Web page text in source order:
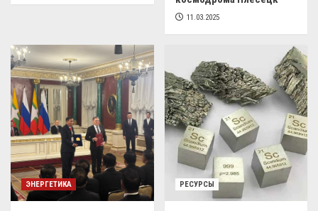
11.03.2025
ЭНЕРГЕТИКА РЕСУРСЫ